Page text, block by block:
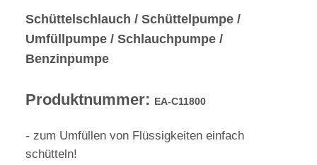
Schüttelschlauch / Schüttelpumpe /
Umfüllpumpe / Schlauchpumpe /
Benzinpumpe
Produktnummer: EA-C11800
- zum Umfüllen von Flüssigkeiten einfach
schütteln!